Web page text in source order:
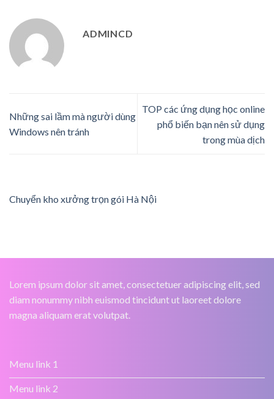
ADMINCD
Những sai lầm mà người dùng
Windows nên tránh
TOP các ứng dụng học online
phổ biến bạn nên sử dụng
trong mùa dịch
Chuyển kho xưởng trọn gói Hà Nội
Lorem ipsum dolor sit amet, consectetuer adipiscing elit, sed
diam nonummy nibh euismod tincidunt ut laoreet dolore
magna aliquam erat volutpat.
Menu link 1
Menu link 2